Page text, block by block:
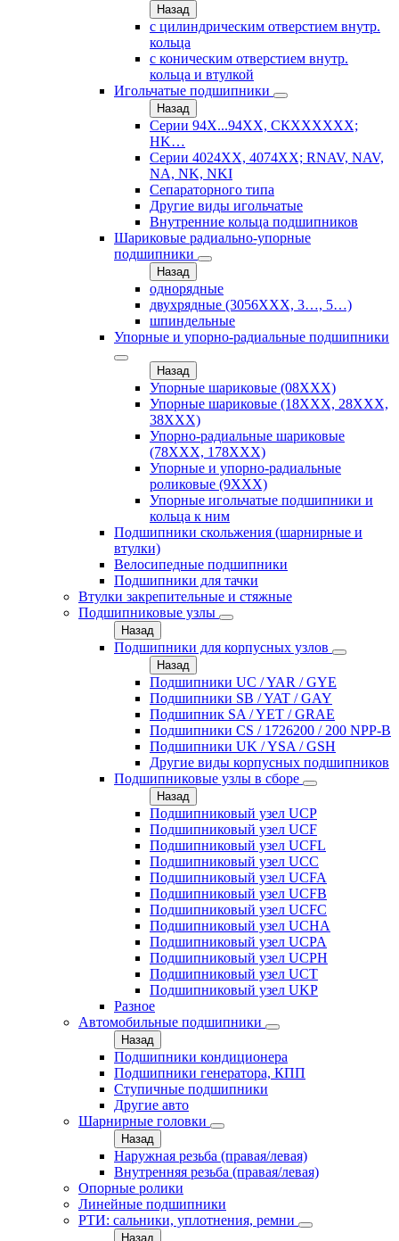
Назад
с цилиндрическим отверстием внутр.
кольца
с коническим отверстием внутр.
кольца и втулкой
Игольчатые подшипники
Назад
Серии 94Х...94ХХ, СКХХХХХХ;
HK…
Серии 4024ХХ, 4074ХХ; RNAV, NAV,
NA, NK, NKI
Сепараторного типа
Другие виды игольчатые
Внутренние кольца подшипников
Шариковые радиально-упорные
подшипники
Назад
однорядные
двухрядные (3056ХХХ, 3…, 5…)
шпиндельные
Упорные и упорно-радиальные подшипники
Назад
Упорные шариковые (08XXX)
Упорные шариковые (18XXX, 28XXХ,
38ХХХ)
Упорно-радиальные шариковые
(78XXX, 178ХХХ)
Упорные и упорно-радиальные
роликовые (9ХХХ)
Упорные игольчатые подшипники и
кольца к ним
Подшипники скольжения (шарнирные и
втулки)
Велосипедные подшипники
Подшипники для тачки
Втулки закрепительные и стяжные
Подшипниковые узлы
Назад
Подшипники для корпусных узлов
Назад
Подшипники UC / YAR / GYE
Подшипники SB / YAT / GAY
Подшипник SA / YET / GRAE
Подшипники CS / 1726200 / 200 NPP-B
Подшипники UK / YSA / GSH
Другие виды корпусных подшипников
Подшипниковые узлы в сборе
Назад
Подшипниковый узел UCP
Подшипниковый узел UCF
Подшипниковый узел UCFL
Подшипниковый узел UCC
Подшипниковый узел UCFA
Подшипниковый узел UCFB
Подшипниковый узел UCFC
Подшипниковый узел UCHA
Подшипниковый узел UCPA
Подшипниковый узел UCPH
Подшипниковый узел UCT
Подшипниковый узел UKP
Разное
Автомобильные подшипники
Назад
Подшипники кондиционера
Подшипники генератора, КПП
Ступичные подшипники
Другие авто
Шарнирные головки
Назад
Наружная резьба (правая/левая)
Внутренняя резьба (правая/левая)
Опорные ролики
Линейные подшипники
РТИ: сальники, уплотнения, ремни
Назад